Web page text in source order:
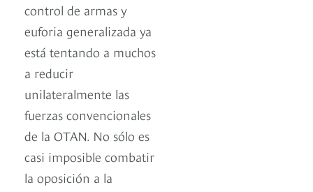
control de armas y
euforia generalizada ya
está tentando a muchos
a reducir
unilateralmente las
fuerzas convencionales
de la OTAN. No sólo es
casi imposible combatir
la oposición a la